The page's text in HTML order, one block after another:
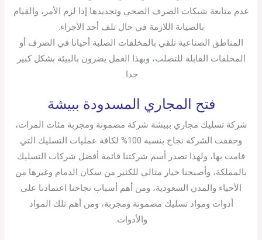
عدم متابعة شبكات الصرف الصحي وتجديدها إذا لزم الأمر، والقيام
بالصيانة اللازمة في حال تلف أحد الأجزاء.
المناطق الصناعية تلقي بالمخلفات الصلبة أحيانا في الصرف أو
المخلفات القابلة للتصلب، وبهذا العمل يضرون بالبيئة بشكل كبير
جدا.
فتح المجاري المسدودة ببيشة
شركة تسليك مجاري ببيشة شركة مضمونة ومجربة مئات المرات،
وحققت الشركة نجاح بنسبة 100% لكافة عمليات التسليك التي
قامت بها، ولهذا تصدر أسم شركتنا قائمة أفضل شركات التسليك
بالمملكة، وأصبحنا خيار مثالي للكثير من سكان الدمام وغيرها من
الأحياء والمدن السعودية، ومن أهم أسباب نجاحنا اعتمادنا على
أدوات ومواد تسليك مضمونة ومجربة، ومن أهم تلك المواد
والأدوات: